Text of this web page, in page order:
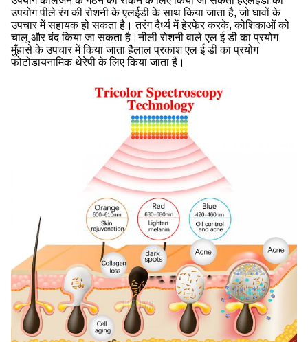
उपयोग पीले रंग की रोशनी के एलईडी के साथ किया जाता है, जो घावों के
उपचार में सहायक हो सकता है। तरंग दैर्ध्य में हेरफेर करके, कोशिकाओं को
चालू और बंद किया जा सकता है।नीली रोशनी वाले एल ई डी का प्रयोग
मुँहासे के उपचार में किया जाता हैलाल प्रकाश एल ई डी का प्रयोग
फोटोडायनामिक थेरेपी के लिए किया जाता है।